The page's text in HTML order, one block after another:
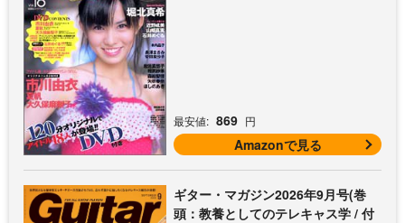
最安値: 869 円
Amazonで見る
ギター・マガジン2026年9月号(巻
頭：教養としてのテレキャス学 / 付